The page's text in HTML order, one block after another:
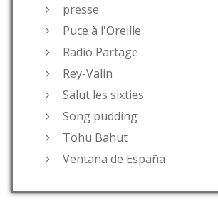
presse
Puce à l'Oreille
Radio Partage
Rey-Valin
Salut les sixties
Song pudding
Tohu Bahut
Ventana de España